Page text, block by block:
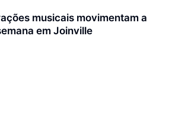
musicais movimentam a
em Joinville